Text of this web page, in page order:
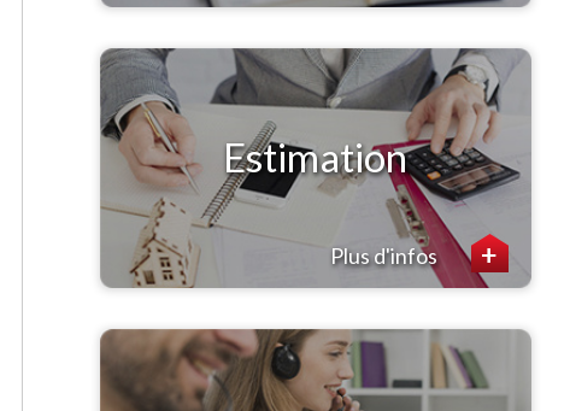
Estimation
Plus d'infos